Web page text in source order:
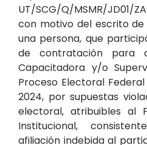
UT/SCG/Q/MSMR/JD01/
con motivo del escrito
una persona, que
de contratación para
Capacitadora y/o
Proceso Electoral
2024, por supuestas
electoral, atribuibles al
Institucional,
afiliación indebida al